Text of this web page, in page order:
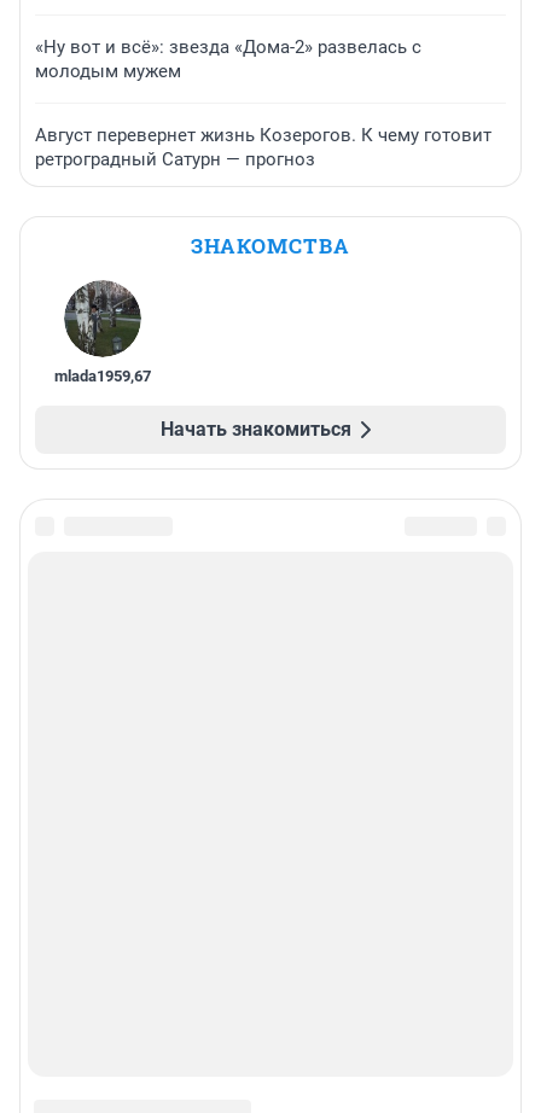
«Ну вот и всё»: звезда «Дома-2» развелась с
молодым мужем
Август перевернет жизнь Козерогов. К чему готовит
ретроградный Сатурн — прогноз
ЗНАКОМСТВА
mlada1959,67
Начать знакомиться